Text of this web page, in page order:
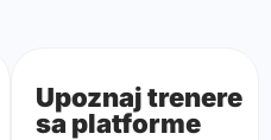
Upoznaj trenere
sa platforme